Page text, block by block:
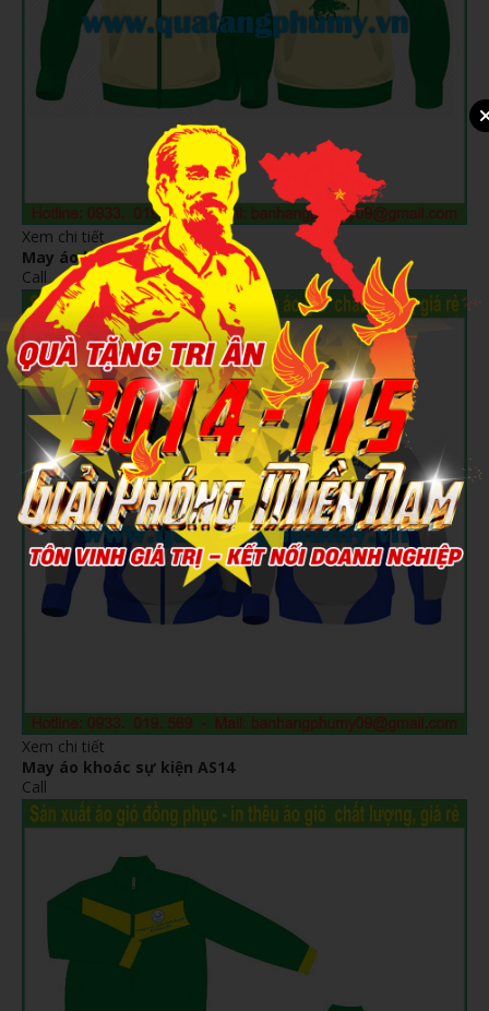
Xem chi tiết
May áo khoác sự kiện AS15
Call
Xem chi tiết
May áo khoác sự kiện AS14
Call